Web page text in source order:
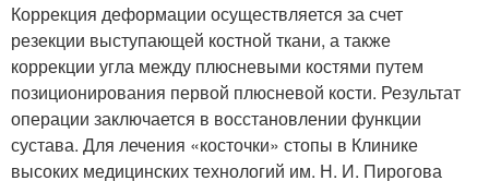
Коррекция деформации осуществляется за счет
резекции выступающей костной ткани, а также
коррекции угла между плюсневыми костями путем
позиционирования первой плюсневой кости. Результат
операции заключается в восстановлении функции
сустава. Для лечения «косточки» стопы в Клинике
высоких медицинских технологий им. Н. И. Пирогова